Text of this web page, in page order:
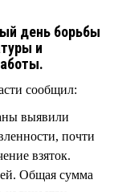
день борьбы
и
сообщил:
выявили
почти
взяток.
Общая сумма